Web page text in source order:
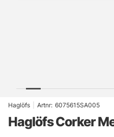
Haglöfs Artnr: 6075615SA005
Haglöfs Corker